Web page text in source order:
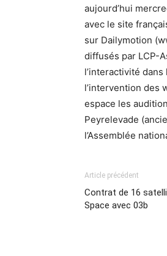
aujourd’hui
avec le site
sur Dailymotion
diffusés par LCP-
l’interactivité
l’intervention des
espace les
Peyrelevade
l’Assemblée
Article précédent
Contrat de 16
Space avec 03b